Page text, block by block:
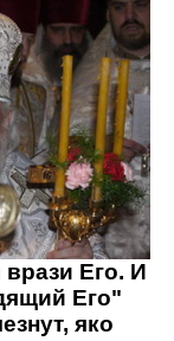
врази Его. И
Его"
яко